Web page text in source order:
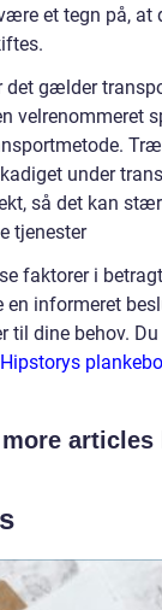
et tegn på, at
det gælder
velrenommeret
under
så det kan
tjenester
faktorer i
en informeret
til dine behov.
Hipstorys
more articles